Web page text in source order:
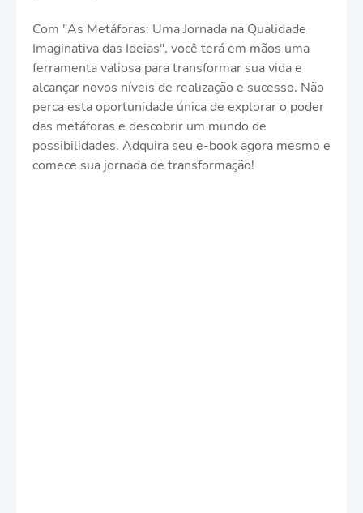
Com "As Metáforas: Uma Jornada na Qualidade
Imaginativa das Ideias", você terá em mãos uma
ferramenta valiosa para transformar sua vida e
alcançar novos níveis de realização e sucesso. Não
perca esta oportunidade única de explorar o poder
das metáforas e descobrir um mundo de
possibilidades. Adquira seu e-book agora mesmo e
comece sua jornada de transformação!